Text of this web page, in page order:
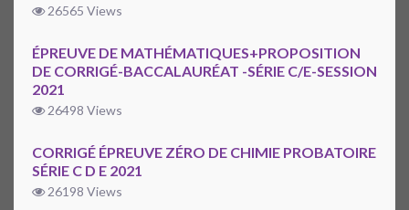
26565 Views
ÉPREUVE DE MATHÉMATIQUES+PROPOSITION
DE CORRIGÉ-BACCALAURÉAT -SÉRIE C/E-SESSION
2021
26498 Views
CORRIGÉ ÉPREUVE ZÉRO DE CHIMIE PROBATOIRE
SÉRIE C D E 2021
26198 Views